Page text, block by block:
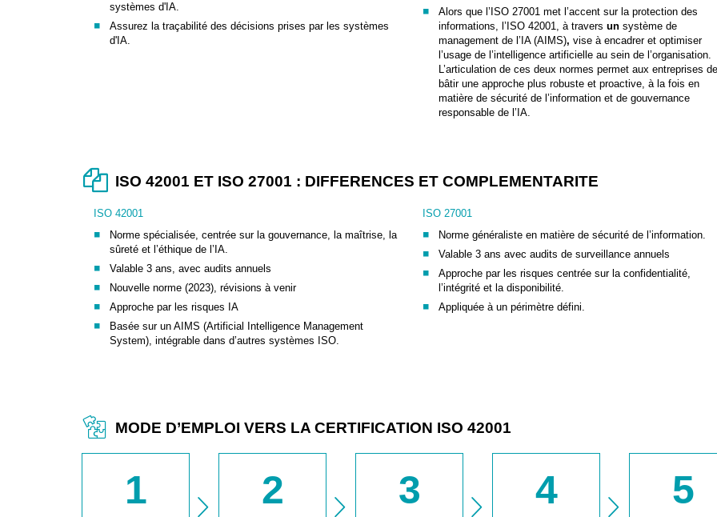
systèmes d'IA.
Assurez la traçabilité des décisions prises par les systèmes
d'IA.
Alors que l’ISO 27001 met l’accent sur la protection des
informations, l’ISO 42001, à traversunsystème de
management de l’IA (AIMS),vise à encadrer et optimiser
l’usage de l’intelligence artificielle au sein de l’organisation.
L’articulation de ces deux normes permet aux entreprises
bâtir une approche plus robuste et proactive, à la fois en
matière de sécurité de l’information et de gouvernance
responsable de l’IA.
ISO 42001 ET ISO 27001 : DIFFERENCES ET COMPLEMENTARITE
ISO 42001
Norme spécialisée, centrée sur la gouvernance, la maîtrise, la
sûreté et l’éthique de l’IA.
Valable 3 ans, avec audits annuels
Nouvelle norme (2023), révisions à venir
Approche par les risques IA
Basée sur un AIMS (Artificial Intelligence Management
System), intégrable dans d’autres systèmes ISO.
ISO 27001
Norme généraliste en matière de sécurité de l’information.
Valable 3 ans avec audits de surveillance annuels
Approche par les risques centrée sur la confidentialité,
l’intégrité et la disponibilité.
Appliquée à un périmètre défini.
MODE D’EMPLOI VERS LA CERTIFICATION ISO 42001
1 2 3 4 5